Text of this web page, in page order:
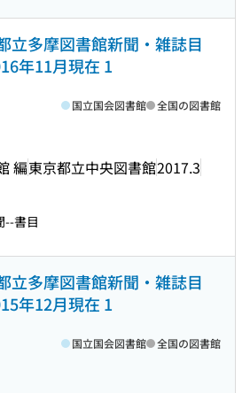
立多摩図書館新聞・雑誌目
年11月現在 1
編東京都立中央図書館2017.3
国立国会図書館 全国の図書館
--書目
立多摩図書館新聞・雑誌目
年12月現在 1
国立国会図書館 全国の図書館